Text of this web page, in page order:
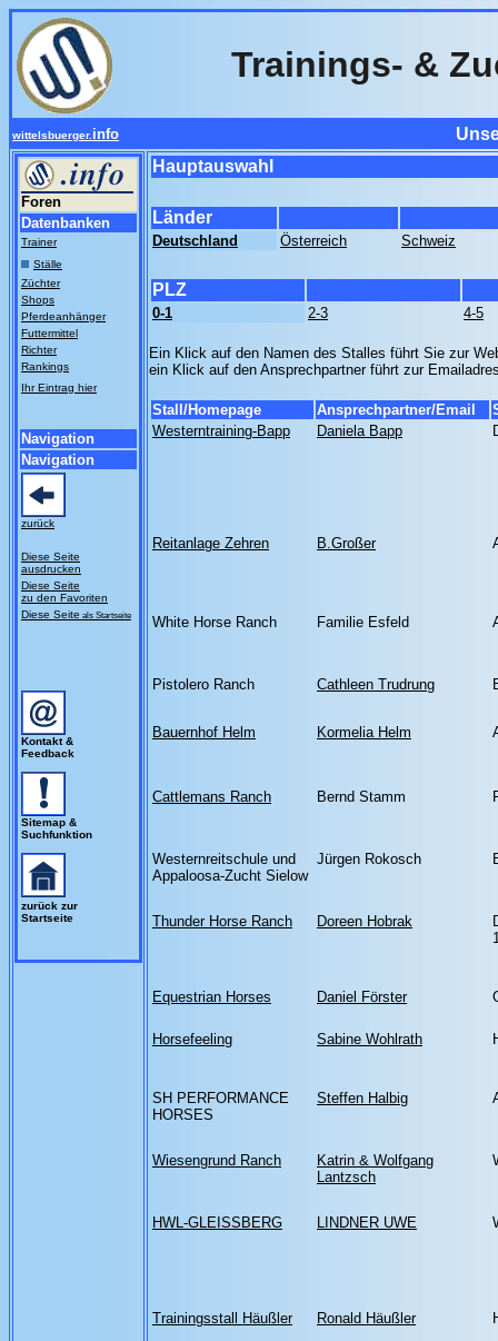
Trainings- &
wittelsbuerger. info
Foren
Datenbanken
Trainer
Ställe
Züchter
Shops
Pferdeanhänger
Futtermittel
Richter
Rankings
Ihr Eintrag hier
Navigation
Navigation
zurück
Diese Seite
ausdrucken
Diese Seite
zu den Favoriten
Diese Seite als Startseite
Kontakt &
Feedback
Sitemap &
Suchfunktion
zurück zur
Startseite
Hauptauswahl
Länder
Deutschland Österreich Schweiz
PLZ
0-1 2-3 4-5
Ein Klick auf den Namen des Stalles führt Sie zur
ein Klick auf den Ansprechpartner führt zur
Stall/Homepage Ansprechpartner/Email
Westerntraining-Bapp
Daniela Bapp
Reitanlage Zehren B.Großer
White Horse Ranch Familie Esfeld
Pistolero Ranch Cathleen Trudrung
Bauernhof Helm Kormelia Helm
Cattlemans Ranch Bernd Stamm
Westernreitschule und
Appaloosa-Zucht Sielow
Jürgen Rokosch
Thunder Horse Ranch Doreen Hobrak
Equestrian Horses Daniel Förster
Horsefeeling Sabine Wohlrath
SH PERFORMANCE
HORSES
Steffen Halbig
Wiesengrund Ranch
Katrin & Wolfgang
Lantzsch
HWL-GLEISSBERG LINDNER UWE
Trainingsstall Häußler Ronald Häußler